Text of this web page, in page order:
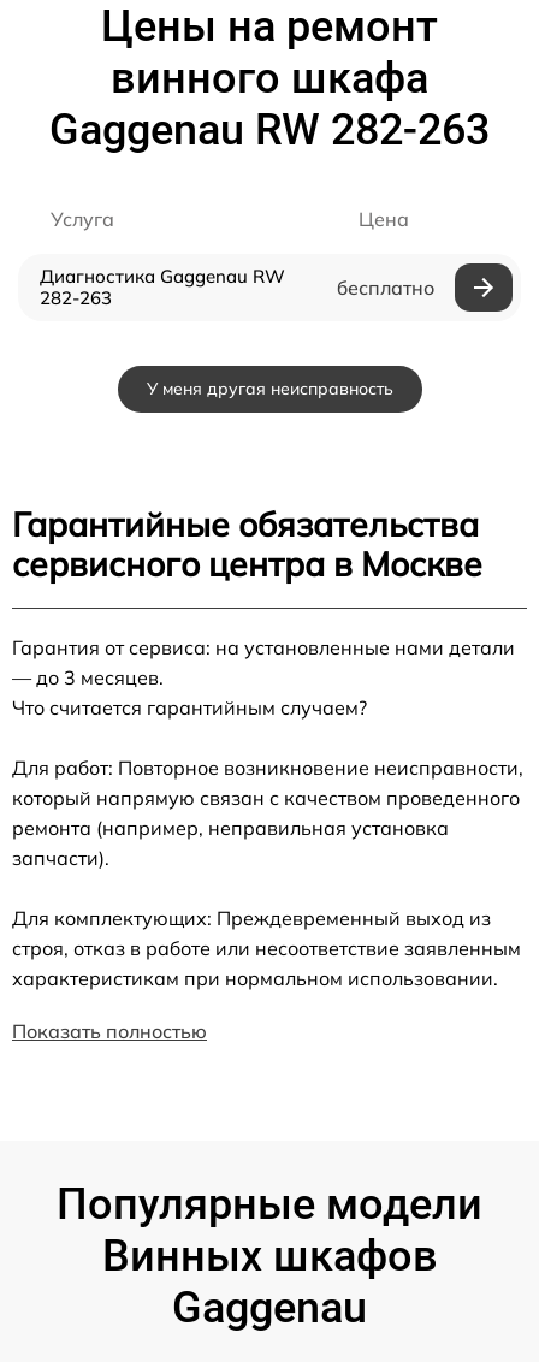
Цены на ремонт
винного шкафа
Gaggenau RW 282-263
Услуга Цена
Диагностика Gaggenau RW
282-263
бесплатно
У меня другая неисправность
Гарантийные обязательства
сервисного центра в Москве
Гарантия от сервиса: на установленные нами детали
— до 3 месяцев.
Что считается гарантийным случаем?
Для работ: Повторное возникновение неисправности,
который напрямую связан с качеством проведенного
ремонта (например, неправильная установка
запчасти).
Для комплектующих: Преждевременный выход из
строя, отказ в работе или несоответствие заявленным
характеристикам при нормальном использовании.
Показать полностью
Популярные модели
Винных шкафов
Gaggenau